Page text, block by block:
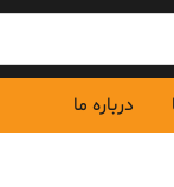
درباره ما